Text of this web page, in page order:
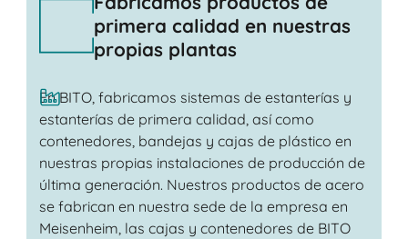
primera calidad en nuestras
propias plantas
En BITO, fabricamos sistemas de estanterías y
estanterías de primera calidad, así como
contenedores, bandejas y cajas de plástico en
nuestras propias instalaciones de producción de
última generación. Nuestros productos de acero
se fabrican en nuestra sede de la empresa en
Meisenheim, las cajas y contenedores de BITO